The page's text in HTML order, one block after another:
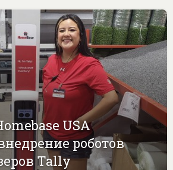
USA
роботов
Tally